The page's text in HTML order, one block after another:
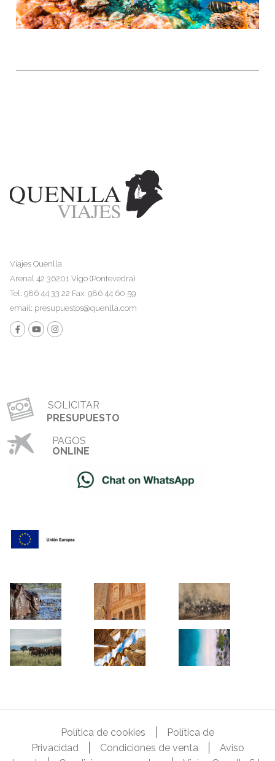
Viajes Quenlla
Arenal 42 36201 Vigo (Pontevedra)
Tel: 986 44 33 22 Fax: 986 44 60 59
email: presupuestos@quenlla.com
SOLICITAR
PRESUPUESTO
PAGOS
ONLINE
Política de cookies
Política de
Privacidad
Condiciones de venta
Aviso